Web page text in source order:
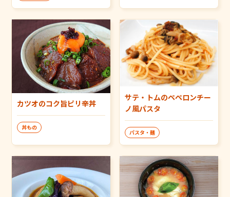
カツオのコク旨ピリ辛丼
丼もの
サテ・トムのペペロンチー
ノ風パスタ
パスタ・麺